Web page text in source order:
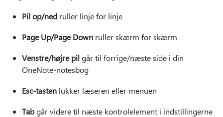
Pil op/ned ruller linje for linje
Page Up/Page Down ruller skærm for skærm
Venstre/højre pilgår til forrige/næste side i din
OneNote-notesbog
Esc-tasten lukker læseren eller menuen
Tabgår videre til næste kontrolelement i indstillingerne